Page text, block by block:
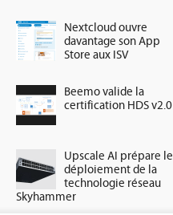
Nextcloud ouvre
davantage son App
Store aux ISV
Beemo valide la
certification HDS v2.0
Upscale AI prépare le
déploiement de la
technologie réseau
Skyhammer